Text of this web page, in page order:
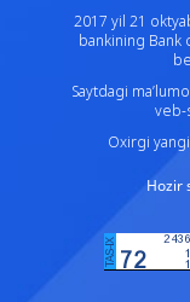
2017 yil 21
bankining Bank
Saytdagi
veb-
Oxirgi
Hozir